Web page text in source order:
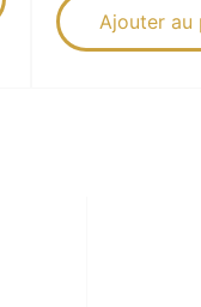
Ajouter au